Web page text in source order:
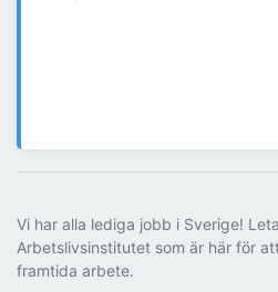
Vi har alla lediga jobb i Sverige!
Arbetslivsinstitutet som är här för
framtida arbete.